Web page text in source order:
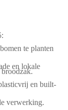
te planten
en lokale
broodzak.
en built-
verwerking.